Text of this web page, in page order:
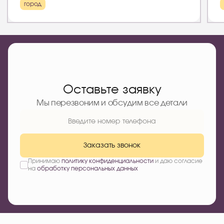
город
Оставьте заявку
Мы перезвоним и обсудим все детали
Заказать звонок
Принимаю политику конфиденциальностии даю согласие
на обработку персональных данных